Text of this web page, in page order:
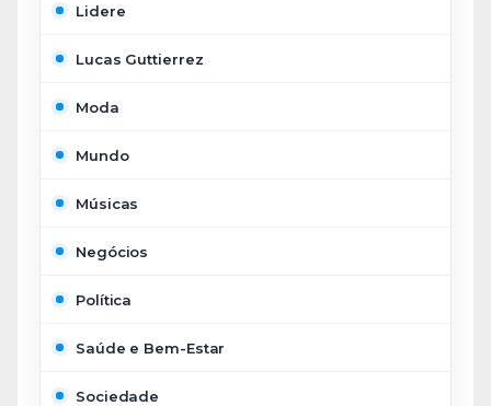
Lidere
Lucas Guttierrez
Moda
Mundo
Músicas
Negócios
Política
Saúde e Bem-Estar
Sociedade